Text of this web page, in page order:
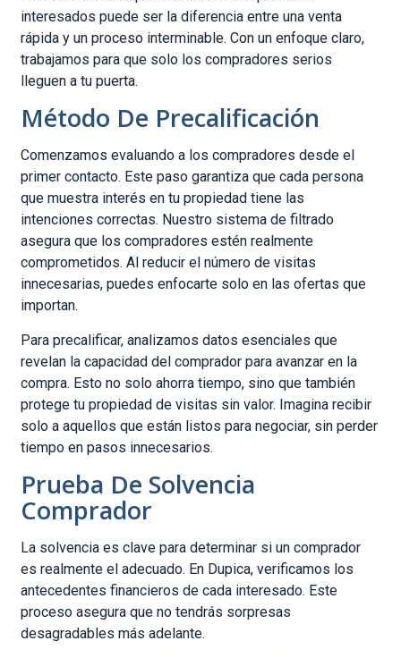
interesados puede ser la diferencia entre una venta
rápida y un proceso interminable. Con un enfoque claro,
trabajamos para que solo los compradores serios
lleguen a tu puerta.
Método De Precalificación
Comenzamos evaluando a los compradores desde el
primer contacto. Este paso garantiza que cada persona
que muestra interés en tu propiedad tiene las
intenciones correctas. Nuestro sistema de filtrado
asegura que los compradores estén realmente
comprometidos. Al reducir el número de visitas
innecesarias, puedes enfocarte solo en las ofertas que
importan.
Para precalificar, analizamos datos esenciales que
revelan la capacidad del comprador para avanzar en la
compra. Esto no solo ahorra tiempo, sino que también
protege tu propiedad de visitas sin valor. Imagina recibir
solo a aquellos que están listos para negociar, sin perder
tiempo en pasos innecesarios.
Prueba De Solvencia
Comprador
La solvencia es clave para determinar si un comprador
es realmente el adecuado. En Dupica, verificamos los
antecedentes financieros de cada interesado. Este
proceso asegura que no tendrás sorpresas
desagradables más adelante.